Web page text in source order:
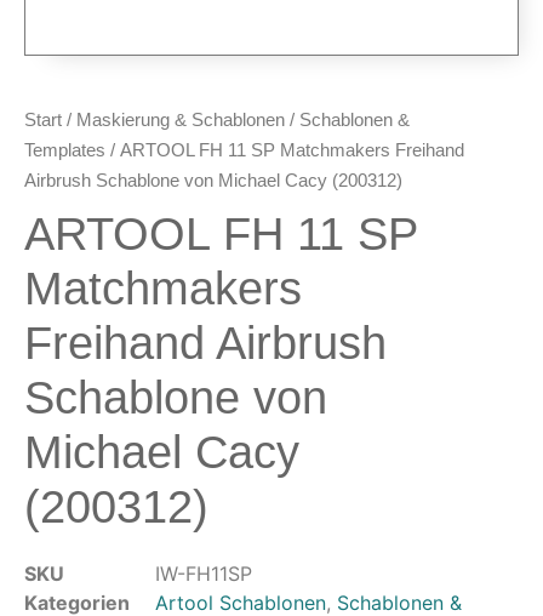
Oberflächenvorbereitung &
Bearbeitung
Schleif- & Poliermittel
Sandstrahlen & Spezialbehandlungen
Maskierfolien & Maskierbänder
Schablonen & Templates
Reinigung & Pflege
Oberflächenreiniger
Airbrush-Reiniger
Zubehör & Ausstattung
Start / Maskierung & Schablonen / Schablonen &
Templates / ARTOOL FH 11 SP Matchmakers Freihand
Airbrush Schablone von Michael Cacy (200312)
ARTOOL FH 11 SP
Matchmakers
Freihand Airbrush
Schablone von
Michael Cacy
(200312)
SKU
IW-FH11SP
Kategorien
Artool Schablonen, Schablonen &